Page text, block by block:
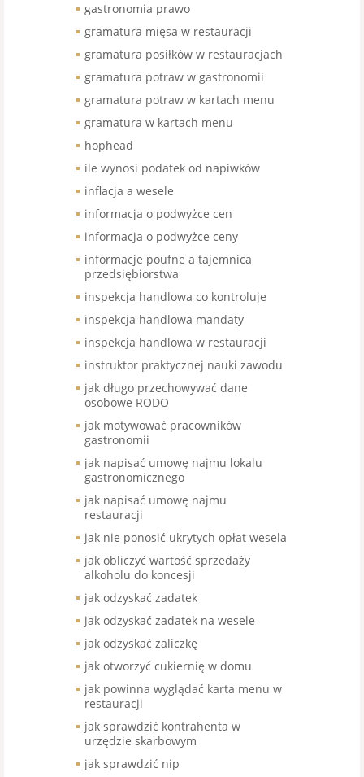
gastronomia prawo
gramatura mięsa w restauracji
gramatura posiłków w restauracjach
gramatura potraw w gastronomii
gramatura potraw w kartach menu
gramatura w kartach menu
hophead
ile wynosi podatek od napiwków
inflacja a wesele
informacja o podwyżce cen
informacja o podwyżce ceny
informacje poufne a tajemnica
przedsiębiorstwa
inspekcja handlowa co kontroluje
inspekcja handlowa mandaty
inspekcja handlowa w restauracji
instruktor praktycznej nauki zawodu
jak długo przechowywać dane
osobowe RODO
jak motywować pracowników
gastronomii
jak napisać umowę najmu lokalu
gastronomicznego
jak napisać umowę najmu
restauracji
jak nie ponosić ukrytych opłat wesela
jak obliczyć wartość sprzedaży
alkoholu do koncesji
jak odzyskać zadatek
jak odzyskać zadatek na wesele
jak odzyskać zaliczkę
jak otworzyć cukiernię w domu
jak powinna wyglądać karta menu w
restauracji
jak sprawdzić kontrahenta w
urzędzie skarbowym
jak sprawdzić nip